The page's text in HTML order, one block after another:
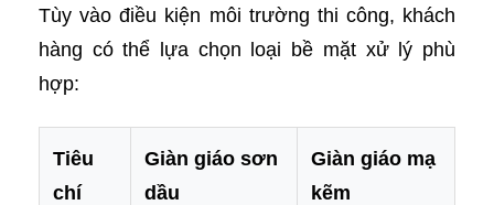
Tùy vào điều kiện môi trường thi công, khách
hàng có thể lựa chọn loại bề mặt xử lý phù
hợp:
Tiêu
chí
Giàn giáo sơn
dầu
Giàn giáo mạ
kẽm